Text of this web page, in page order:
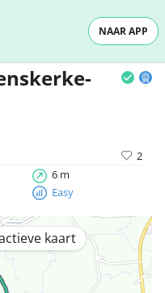
NAAR APP
2
6 m
Easy
kaart